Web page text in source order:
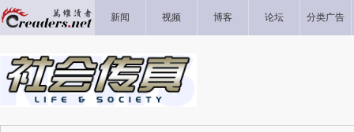
新闻 视频 博客 论坛 分类广告